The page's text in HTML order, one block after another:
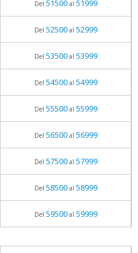
Del 51500al 51999
Del 52500al 52999
Del 53500al 53999
Del 54500al 54999
Del 55500al 55999
Del 56500al 56999
Del 57500al 57999
Del 58500al 58999
Del 59500al 59999